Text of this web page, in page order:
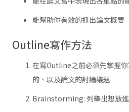
能幫助你有效的抓出論文概要
Outline寫作方法
在寫Outline之前必須先掌握
的、以及論文的討論議題
Brainstorming: 列舉出想放